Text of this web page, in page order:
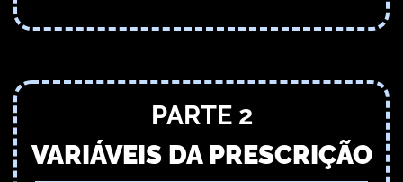
PARTE 2
VARIÁVEIS DA PRESCRIÇÃO